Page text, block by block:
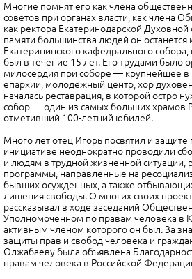
Многие помнят его как члена
советов при органах власти, как члена
как ректора Екатеринодарской
памяти большинства людей он останется
Екатерининского кафедрального собора,
был в течение 15 лет. Его трудами было
милосердия при соборе — крупнейшее в
епархии, молодежный центр, хор
началась реставрация, в которой остро
собор — один из самых больших храмов
отметивший 100-летний юбилей.
Много лет отец Игорь посвятил и защите
инициативе неоднократно проводили
и людям в трудной жизненной ситуации,
программы, направленные на
бывших осужденных, а также
лишения свободы. О многих своих
рассказывал в ходе заседаний
Уполномоченном по правам человека в
активным членом которого он был. За
защиты прав и свобод человека и
Олжабаеву была объявлена
правам человека в Российской